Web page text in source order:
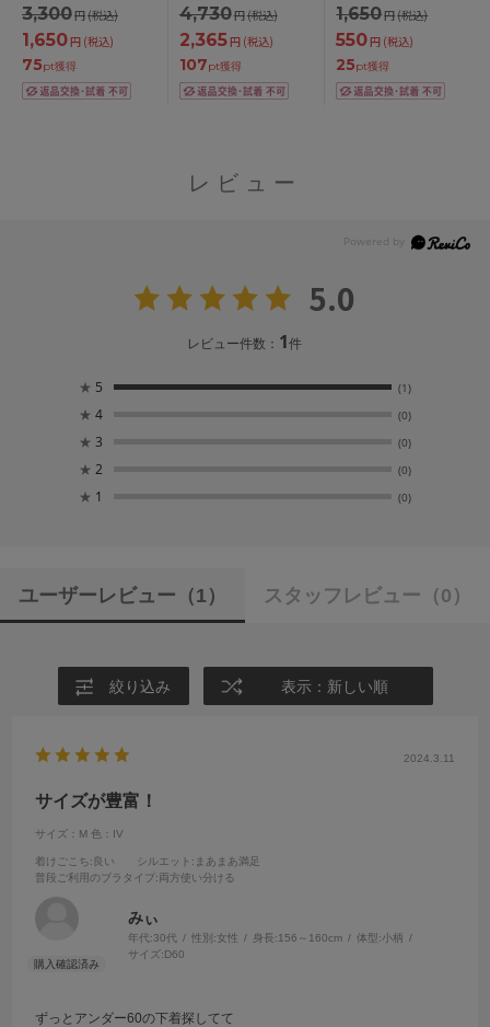
コルテメイク BCDEF
カップ
3,300円(税込)
1,650円 (税込)
75pt獲得
4,730円(税込)
2,365円 (税込)
107pt獲得
ョーツ S/M/L
1,650円(税込)
550円 (税込)
25pt獲得
レビュー
5.0
レビュー件数： 1件
★ 5 (1)
★ 4 (0)
★ 3 (0)
★ 2 (0)
★ 1 (0)
ユーザーレビュー （1） スタッフレビュー （0）
絞り込み 表示：新しい順
2024.3.11
サイズが豊富！
サイズ：M 色：IV
着けごこち:良い シルエット :まあまあ満足
普段ご利用のブラタイプ :両方使い分ける
みぃ
年代:30代 性別:女性 身長:156～160cm 体型:小柄
サイズ:D60
ずっとアンダー60の下着探してて